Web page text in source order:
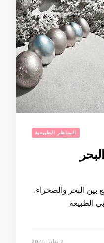
المناظر الطبيعية
بين البحر والصحراء،
الطبيعة.
2 يناير 2025